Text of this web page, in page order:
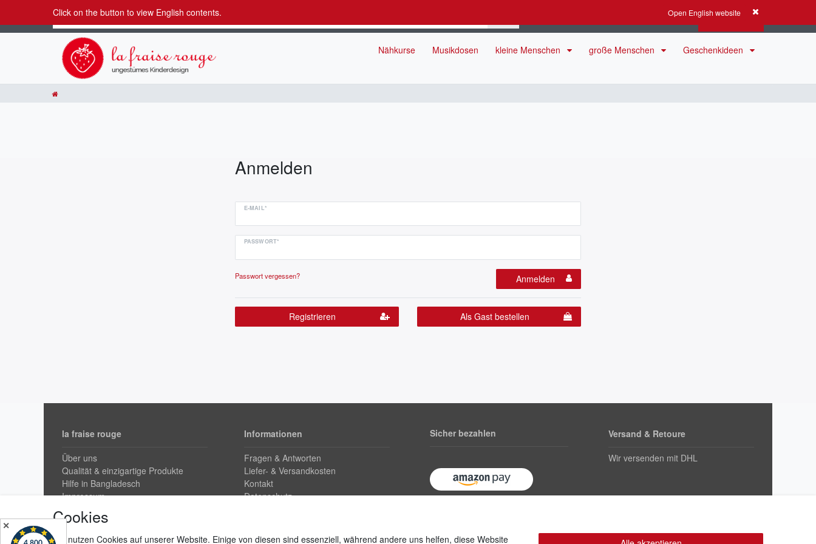
0 0 0,00 EUR
Nähkurse Musikdosen kleine Menschen große Menschen Geschenkideen
Click on the button to view English contents. Open English website
Anmelden
E-MAIL*
PASSWORT*
Passwort vergessen? Anmelden
Registrieren Als Gast bestellen
la fraise rouge
Über uns
Qualität & einzigartige Produkte
Hilfe in Bangladesch
Impressum
Informationen
Fragen & Antworten
Liefer- & Versandkosten
Kontakt
Datenschutz
Sicher bezahlen
Versand & Retoure
Wir versenden mit DHL
✕ Cookies
Wir nutzen Cookies auf unserer Website. Einige von diesen sind essenziell, während andere uns helfen, diese Website